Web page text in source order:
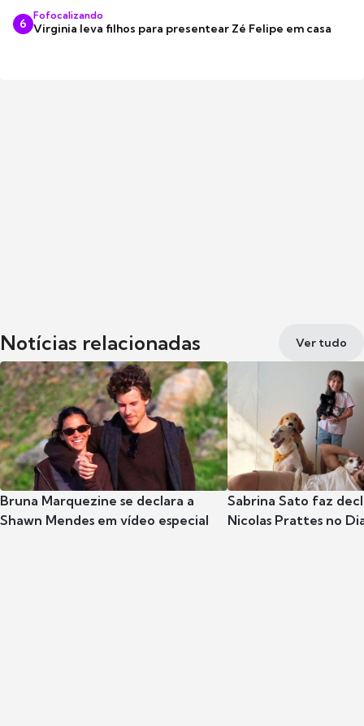
6
Fofocalizando
Virginia leva filhos para presentear Zé Felipe em casa
Notícias relacionadas Ver tudo
Bruna Marquezine se declara a
Shawn Mendes em vídeo especial
Sabrina Sato faz
Nicolas Prattes no